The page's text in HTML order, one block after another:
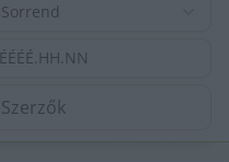
Sorrend
ÉÉÉÉ.HH.NN